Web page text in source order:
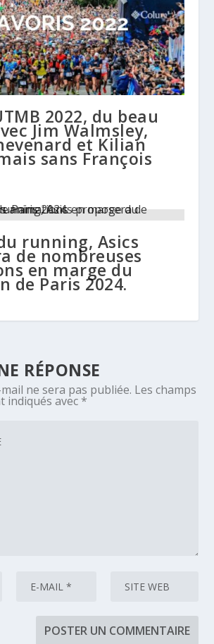
2022, du beau
Jim Walmsley,
et Kilian
sans François
running, Asics
de nombreuses
en marge du
de Paris 2024.
RÉPONSE
ne sera pas publiée. Les champs
indiqués avec *